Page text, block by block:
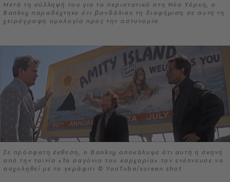
Μετά τη σύλληψή του για το περιστατικό στη Νέα Υόρκη, ο
Banksy παραδέχτηκε ότι βανδάλισε τη διαφήμιση σε αυτή τη
χειρόγραφη ομολογία προς την αστυνομία
Σε πρόσφατη έκθεση, ο Banksy αποκάλυψε ότι αυτή η σκηνή
από την ταινία «Τα σαγόνια του καρχαρία» τον ενέπνευσε να
ασχοληθεί με το γκράφιτι © YouTube/screen shot